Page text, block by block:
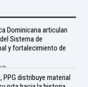
Dominicana articulan
Sistema de
y fortalecimiento de
PPG distribuye material